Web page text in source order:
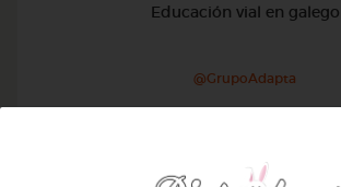
Educación vial en galego
@GrupoAdapta